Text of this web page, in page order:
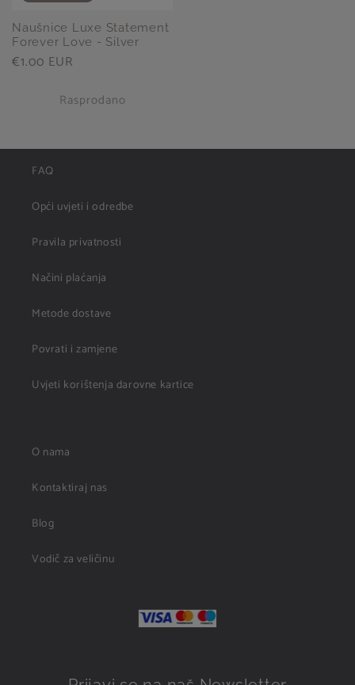
Naušnice Luxe Statement
Forever Love - Silver
Redovna
€1.00 EUR
Rasprodano
FAQ
Opći uvjeti i odredbe
Pravila privatnosti
Načini plaćanja
Metode dostave
Povrati i zamjene
Uvjeti korištenja darovne kartice
O nama
Kontaktiraj nas
Blog
Vodič za veličinu